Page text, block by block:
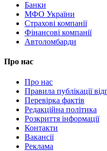
Банки
МФО України
Страхові компанії
Фінансові компанії
Автоломбарди
Про нас
Про нас
Правила публікації
Перевірка фактів
Редакційна політика
Розкриття інформації
Контакти
Вакансії
Реклама